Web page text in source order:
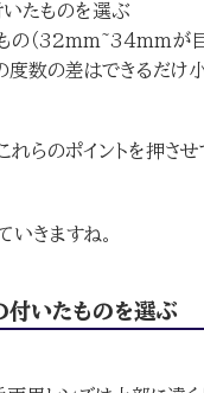
いたものを選ぶ
の（32mm~34mmが
度数の差はできるだけ小
れらのポイントを押さ
いきますね。
付いたものを選ぶ